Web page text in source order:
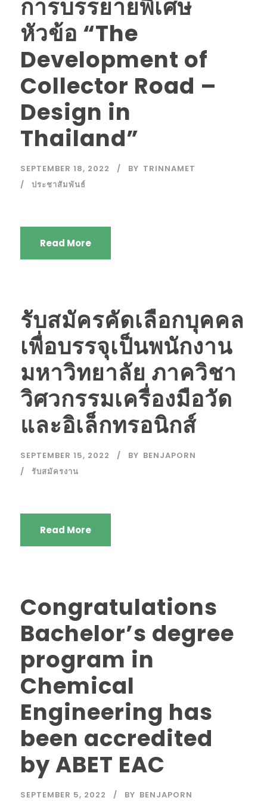
การบรรยายพิเศษ
หัวข้อ “The
Development of
Collector Road –
Design in
Thailand”
SEPTEMBER 18, 2022 BY TRINNAMET
ประชาสัมพันธ์
Read More
รับสมัครคัดเลือกบุคคล
เพื่อบรรจุเป็นพนักงาน
มหาวิทยาลัย ภาควิชา
วิศวกรรมเครื่องมือวัด
และอิเล็กทรอนิกส์
SEPTEMBER 15, 2022 BY BENJAPORN
รับสมัครงาน
Read More
Congratulations
Bachelor’s degree
program in
Chemical
Engineering has
been accredited
by ABET EAC
SEPTEMBER 5, 2022 BY BENJAPORN